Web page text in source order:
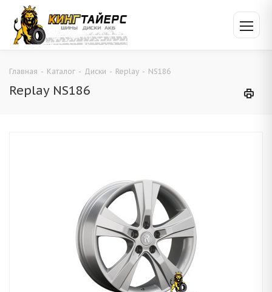
Главная - Каталог - Диски - Replay - NS186
Replay NS186